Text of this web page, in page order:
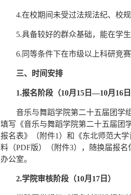
4.在校期间未受过法规法纪、校规
5.具备较好的群众基础，能在学
6.同等条件下在市级以上科研竞
三、时间安排
1.报名阶段（10月15日—10月16日
音乐与舞蹈学院第二十五届团学
填写《音乐与舞蹈学院第二十五届团
报名表》（附件1）和《东北师范大
料（PDF版）（附件3），随换届报
办公室。
2.学院审核阶段（10月17日）